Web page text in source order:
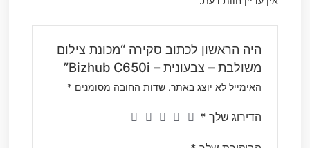
היה הראשון לכתוב סקירה “מכונת צילום
משולבת – צבעונית – Bizhub C650i”
האימייל לא יוצג באתר. שדות החובה מסומנים *
הדירוג שלך *